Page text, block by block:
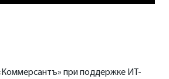
при поддержке ИТ-